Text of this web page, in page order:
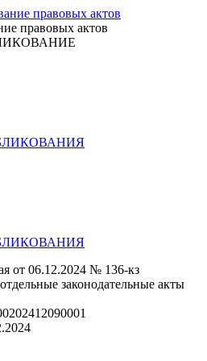
правовых актов
от 06.12.2024 № 136-кз
законодательные акты